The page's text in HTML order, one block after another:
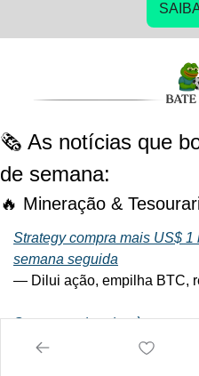
🗞️ As notícias que
de semana:
🔥 Mineração &
Strategy compra mais US$
semana seguida
— Dilui ação, empilha BTC,
Strategy sobrevive à
— Índice tremeu, Saylor ficou.